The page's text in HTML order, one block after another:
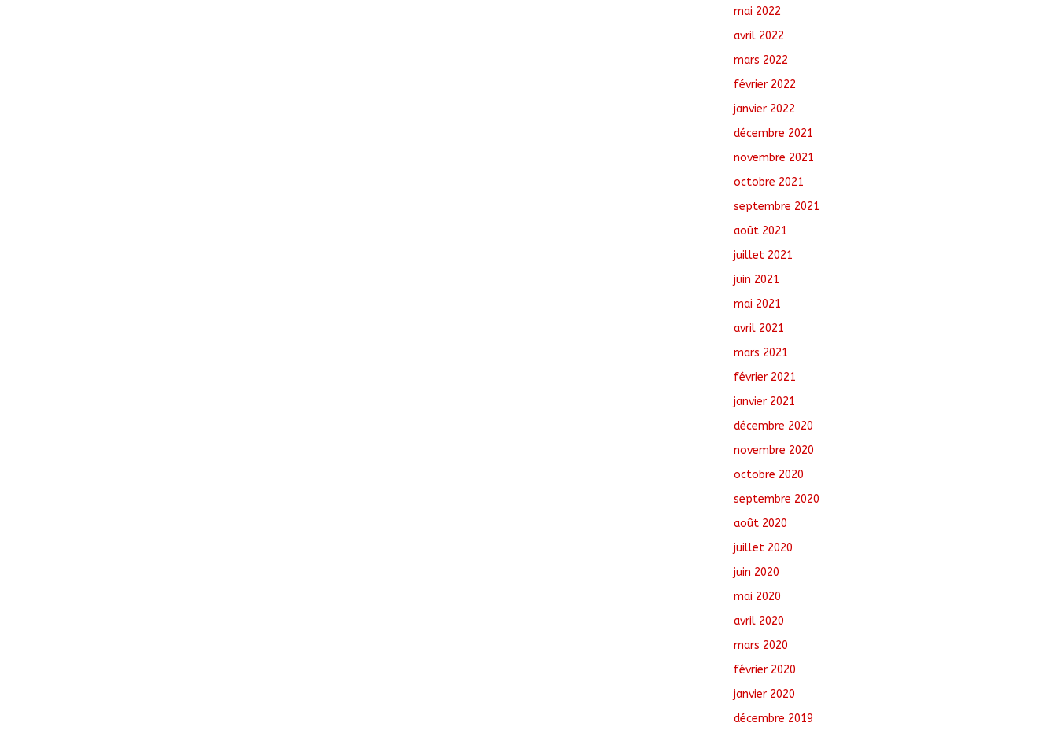
mai 2022
avril 2022
mars 2022
février 2022
janvier 2022
décembre 2021
novembre 2021
octobre 2021
septembre 2021
août 2021
juillet 2021
juin 2021
mai 2021
avril 2021
mars 2021
février 2021
janvier 2021
décembre 2020
novembre 2020
octobre 2020
septembre 2020
août 2020
juillet 2020
juin 2020
mai 2020
avril 2020
mars 2020
février 2020
janvier 2020
décembre 2019